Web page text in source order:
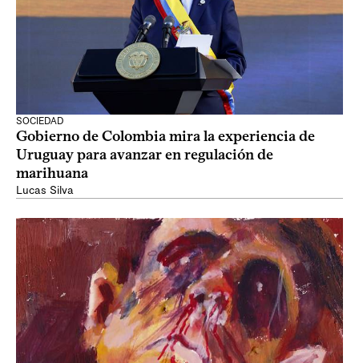
SOCIEDAD
Gobierno de Colombia mira la experiencia de
Uruguay para avanzar en regulación de
marihuana
Lucas Silva